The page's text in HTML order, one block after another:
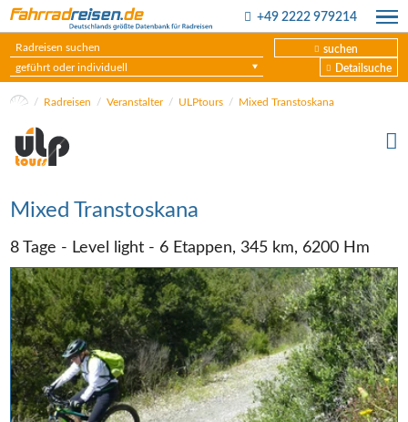
+49 2222 979214
suchen
geführt oder individuell
Detailsuche
Radreisen Veranstalter ULPtours Mixed Transtoskana
Mixed Transtoskana
8 Tage - Level light - 6 Etappen, 345 km, 6200 Hm